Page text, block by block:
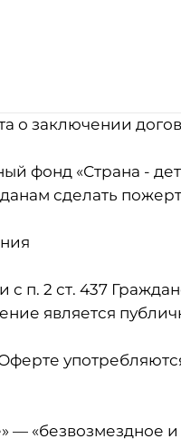
о заключении
фонд «Страна -
сделать
с п. 2 ст. 437
является
Оферте
— «безвозмездное